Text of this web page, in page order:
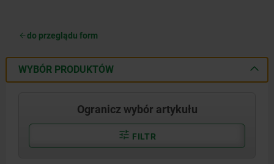
do przeglądu form
WYBÓR PRODUKTÓW
Ogranicz wybór artykułu
FILTR